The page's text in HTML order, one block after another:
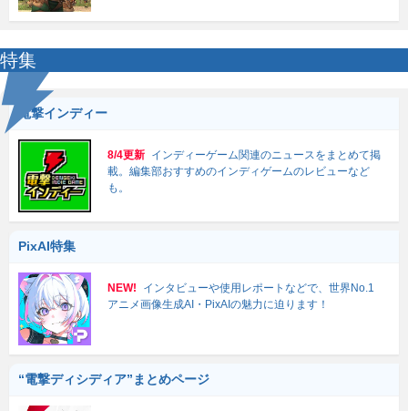
特集
電撃インディー
8/4更新 インディーゲーム関連のニュースをまとめて掲
載。編集部おすすめのインディゲームのレビューなど
も。
PixAI特集
NEW!
インタビューや使用レポートなどで、世界No.1
アニメ画像生成AI・PixAIの魅力に迫ります！
“電撃ディシディア”まとめページ